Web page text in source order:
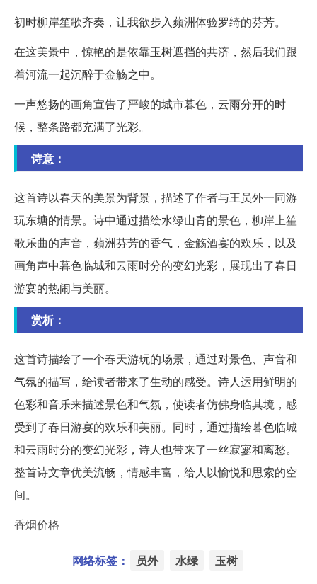
初时柳岸笙歌齐奏，让我欲步入蘋洲体验罗绮的芬芳。
在这美景中，惊艳的是依靠玉树遮挡的共济，然后我们跟
着河流一起沉醉于金觞之中。
一声悠扬的画角宣告了严峻的城市暮色，云雨分开的时
候，整条路都充满了光彩。
诗意：
这首诗以春天的美景为背景，描述了作者与王员外一同游
玩东塘的情景。诗中通过描绘水绿山青的景色，柳岸上笙
歌乐曲的声音，蘋洲芬芳的香气，金觞酒宴的欢乐，以及
画角声中暮色临城和云雨时分的变幻光彩，展现出了春日
游宴的热闹与美丽。
赏析：
这首诗描绘了一个春天游玩的场景，通过对景色、声音和
气氛的描写，给读者带来了生动的感受。诗人运用鲜明的
色彩和音乐来描述景色和气氛，使读者仿佛身临其境，感
受到了春日游宴的欢乐和美丽。同时，通过描绘暮色临城
和云雨时分的变幻光彩，诗人也带来了一丝寂寥和离愁。
整首诗文章优美流畅，情感丰富，给人以愉悦和思索的空
间。
香烟价格
网络标签： 员外 水绿 玉树